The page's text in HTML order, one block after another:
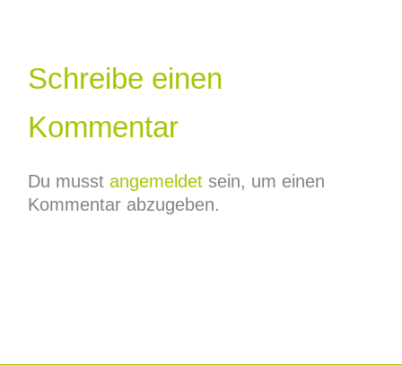
Schreibe einen
Kommentar
Du musst angemeldetsein, um einen
Kommentar abzugeben.